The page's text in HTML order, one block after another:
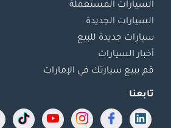
السيارات المستعملة
السيارات الجديدة
سيارات جديدة للبيع
أخبار السيارات
قم ببيع سيارتك في الإمارات
تابعنا